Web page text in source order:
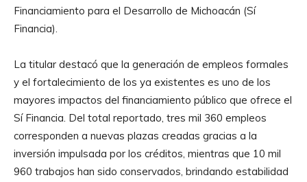
Financiamiento para el Desarrollo de Michoacán (Sí
Financia).
La titular destacó que la generación de empleos formales
y el fortalecimiento de los ya existentes es uno de los
mayores impactos del financiamiento público que ofrece el
Sí Financia. Del total reportado, tres mil 360 empleos
corresponden a nuevas plazas creadas gracias a la
inversión impulsada por los créditos, mientras que 10 mil
960 trabajos han sido conservados, brindando estabilidad